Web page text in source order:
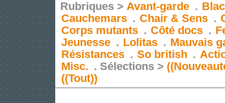
Rubriques > Avant-garde .
Cauchemars . Chair & Sens .
Corps mutants . Côté docs .
Jeunesse . Lolitas . Mauvais
Résistances . So british .
Misc. . Sélections >
((Tout))